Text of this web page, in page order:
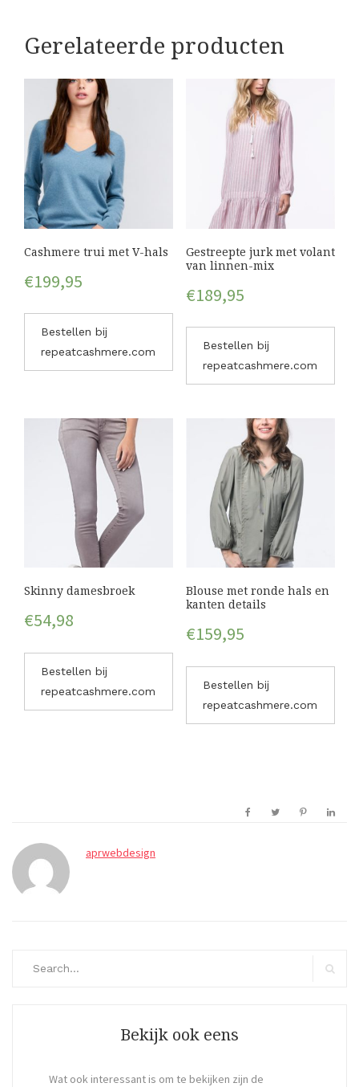
Gerelateerde producten
Cashmere trui met V-hals
€199,95
Bestellen bij
repeatcashmere.com
Gestreepte jurk met volant
van linnen-mix
€189,95
Bestellen bij
repeatcashmere.com
Skinny damesbroek
€54,98
Bestellen bij
repeatcashmere.com
Blouse met ronde hals en
kanten details
€159,95
Bestellen bij
repeatcashmere.com
aprwebdesign
Bekijk ook eens
Wat ook interessant is om te bekijken zijn de